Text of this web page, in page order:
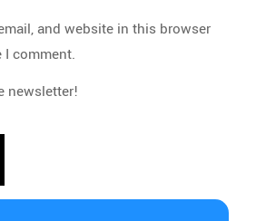
and website in this browser
comment.
newsletter!